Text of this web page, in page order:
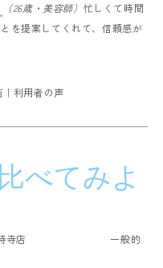
（26歳・美容師） 忙しくて時間
を提案してくれて、信頼感が
｜利用者の声
べてみよ
持寺店 一般的